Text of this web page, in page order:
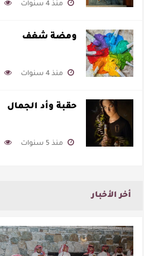
منذ 4 سنوات
ومضة شغف
منذ 4 سنوات
حقبة وأد الجمال
منذ 5 سنوات
أخر الأخبار